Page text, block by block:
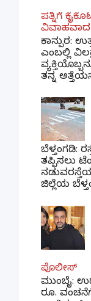
ಪತ್ನಿಗೆ
ವಿವಾಹವಾದ
ಕಾನ್ಪುರ:
ಎಂಬಲ್ಲಿ
ತನ್ನ
ಬೆಳ್ತಂಗಡಿ:
ತಪ್ಪಿಸಲು
ಜಿಲ್ಲೆಯ
ಪೊಲೀಸ್
ಮುಂಬೈ:
ರೂ.